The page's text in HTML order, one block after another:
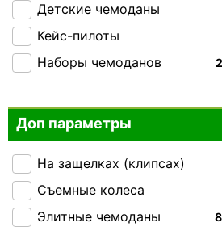
Детские чемоданы
Кейс-пилоты
Наборы чемоданов
Доп параметры
На защелках (клипсах)
Съемные колеса
Элитные чемоданы